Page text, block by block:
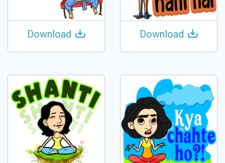
Download Download